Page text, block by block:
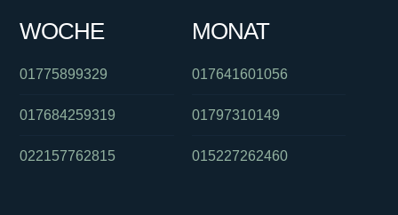
WOCHE
01775899329
017684259319
022157762815
MONAT
017641601056
01797310149
015227262460